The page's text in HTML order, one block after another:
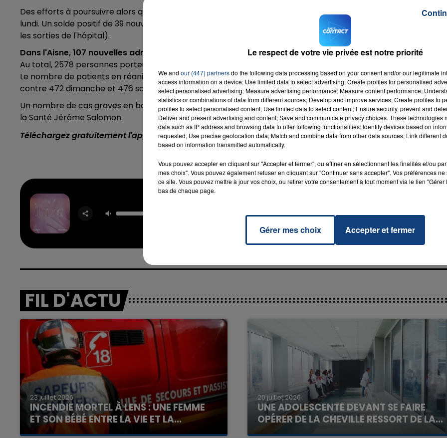
Des efforts à poursuivre alors que le nombre de personnes hospitalisées dans la région a encore augmenté
lundi. Un solde positif de 39 nouvelles admissions en 24 heures (on calcule ici la différence entre les entrées et
les sorties de l'hôpital).
Dans l'Aisne, 107 nouvelles admissions liées au coronavirus ont été constatées sur les dernières 24
Au total, 2578 personnes porteuses du coronavirus sont actuellement hospitalisées dans les Hauts-de-
Le nombre de patients en réanimation dans la région stagne autour de 470 depuis quelques jours (473 ce
contre 472 dimanche et 476 samedi).
Un nombre de cas graves en baisse au niveau national mais "la décrue est très lente" a rappelé le directeur
la Santé Jérôme Salomon.
Téléchargez gratuitement l'application Contact FM sur
et
FIL D'ACTU
23 juillet 2026
INCENDIE MORTEL À LENS : UNE FEMME
ET SON BÉBÉ ENTRE LA VIE ET LA...
Un homme s'est immolé par le feu après avoir
20 juillet 2026
UNE ADOLESCENTE DEVANT SE FAIRE
OPÉRER DE LA CHEVILLE RESSORT DE LA...
La famille a porté plainte contre la clinique qui a
Le respect de votre vie privée est notre priorité
We and our (447) partnersdo the following data processing based on your consent and/or our legitimate
access information on a device; Use limited data to select advertising; Create profiles for personalised
select personalised advertising; Measure advertising performance; Measure content performance;
statistics or combinations of data from different sources; Develop and improve services; Create profiles to
profiles to select personalised content; Use limited data to select content; Ensure security, prevent and
Deliver and present advertising and content; Save and communicate privacy choices. These technologies
data such as IP address and browsing data to offer following functionalities: Identify devices based on
requested; Use precise geolocation data; Match and combine data from other data sources; Link different
based on information transmitted automatically.
Vous pouvez accepter en cliquant sur "Accepter et fermer", ou affiner en sélectionnant les finalités et/ou
mes choix". Vous pouvez également refuser en cliquant sur "Continuer sans accepter". Vos préférences
ce site. Vous pouvez mettre à jour vos choix, ou retirer votre consentement à tout moment via le lien
bas de chaque page.
Gérer mes choix Accepter et fermer